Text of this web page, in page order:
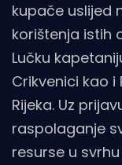
kupače uslijed
korištenja istih
Lučku
Crikvenici kao
Rijeka. Uz
raspolaganje
resurse u